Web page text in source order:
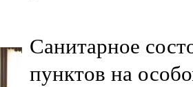
Санитарное
пунктов на